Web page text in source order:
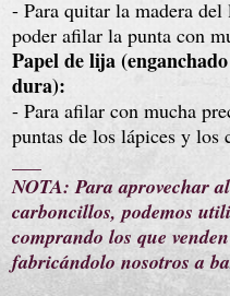
- Para quitar la madera
poder afilar la punta con
Papel de lija
dura):
- Para afilar con mucha
puntas de los lápices y los
NOTA: Para aprovechar
carboncillos, podemos
comprando los que
fabricándolo nosotros a